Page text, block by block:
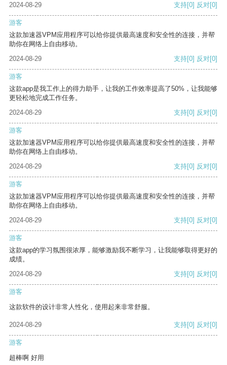
2024-08-29
支持[0] 反对[0]
游客
这款加速器VPM应用程序可以给你提供最高速度和安全性的连接，并帮
助你在网络上自由移动。
2024-08-29
支持[0] 反对[0]
游客
这款app是我工作上的得力助手，让我的工作效率提高了50%，让我能够
更轻松地完成工作任务。
2024-08-29
支持[0] 反对[0]
游客
这款加速器VPM应用程序可以给你提供最高速度和安全性的连接，并帮
助你在网络上自由移动。
2024-08-29
支持[0] 反对[0]
游客
这款加速器VPM应用程序可以给你提供最高速度和安全性的连接，并帮
助你在网络上自由移动。
2024-08-29
支持[0] 反对[0]
游客
这款app的学习氛围很浓厚，能够激励我不断学习，让我能够取得更好的
成绩。
2024-08-29
支持[0] 反对[0]
游客
这款软件的设计非常人性化，使用起来非常舒服。
2024-08-29 支持[0] 反对[0]
游客
超棒啊 好用